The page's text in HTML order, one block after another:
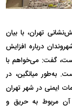
تهران، با بیان
درباره افزایش
گفت: می‌خواهم با
به‌طور میانگین، در
حدود ۳۵۰ حادثه و خدمات ایمنی در شهر تهران
ثبت می‌شود که حدود ۱۵۰ مورد آن مربوط به حریق و